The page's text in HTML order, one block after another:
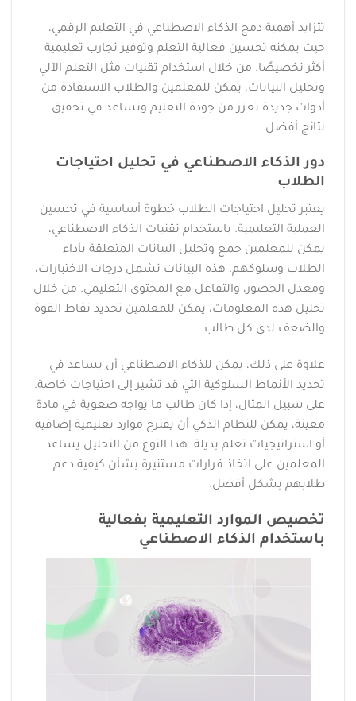
تتزايد أهمية دمج الذكاء الاصطناعي في التعليم الرقمي،
حيث يمكنه تحسين فعالية التعلم وتوفير تجارب تعليمية
أكثر تخصيصًا. من خلال استخدام تقنيات مثل التعلم الآلي
وتحليل البيانات، يمكن للمعلمين والطلاب الاستفادة من
أدوات جديدة تعزز من جودة التعليم وتساعد في تحقيق
نتائج أفضل.
دور الذكاء الاصطناعي في تحليل احتياجات
الطلاب
يعتبر تحليل احتياجات الطلاب خطوة أساسية في تحسين
العملية التعليمية. باستخدام تقنيات الذكاء الاصطناعي،
يمكن للمعلمين جمع وتحليل البيانات المتعلقة بأداء
الطلاب وسلوكهم. هذه البيانات تشمل درجات الاختبارات،
ومعدل الحضور، والتفاعل مع المحتوى التعليمي. من خلال
تحليل هذه المعلومات، يمكن للمعلمين تحديد نقاط القوة
والضعف لدى كل طالب.
علاوة على ذلك، يمكن للذكاء الاصطناعي أن يساعد في
تحديد الأنماط السلوكية التي قد تشير إلى احتياجات خاصة.
على سبيل المثال، إذا كان طالب ما يواجه صعوبة في مادة
معينة، يمكن للنظام الذكي أن يقترح موارد تعليمية إضافية
أو استراتيجيات تعلم بديلة. هذا النوع من التحليل يساعد
المعلمين على اتخاذ قرارات مستنيرة بشأن كيفية دعم
طلابهم بشكل أفضل.
تخصيص الموارد التعليمية بفعالية
باستخدام الذكاء الاصطناعي